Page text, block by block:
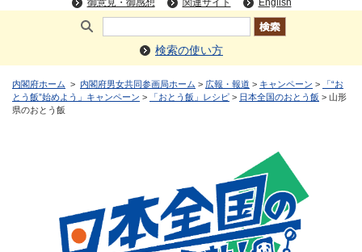
検索の使い方
内閣府ホーム > 内閣府男女共同参画局ホーム > 広報・報道 > キャンペーン >
「“お
とう飯”始めよう」キャンペーン > 「おとう飯」レシピ > 日本全国のおとう飯 > 山形
県のおとう飯